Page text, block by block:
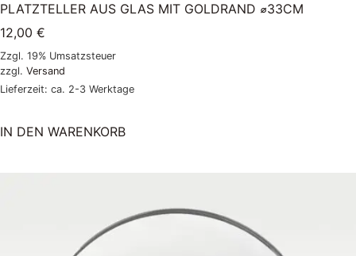
PLATZTELLER AUS GLAS MIT GOLDRAND ⌀33CM
12,00 €
Zzgl. 19% Umsatzsteuer
zzgl. Versand
Lieferzeit: ca. 2-3 Werktage
IN DEN WARENKORB